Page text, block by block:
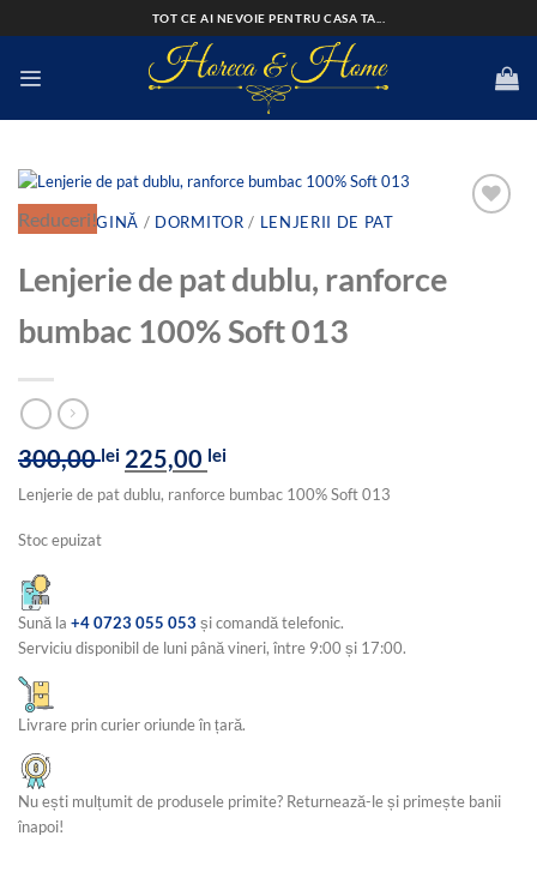
to
TOT CE AI NEVOIE PENTRU CASA TA...
Reduceri!
PRIMA PAGINĂ / DORMITOR / LENJERII DE PAT
Lenjerie de pat dublu, ranforce
bumbac 100% Soft 013
300,00lei Prețul
inițial
a
225,00 leiPrețul
este:
Lenjerie de pat dublu, ranforce bumbac 100% Soft 013
Stoc epuizat
Sună la +4 0723 055 053 și comandă telefonic.
Serviciu disponibil de luni până vineri, între 9:00 și 17:00.
Livrare prin curier oriunde în țară.
Nu ești mulțumit de produsele primite? Returnează-le și primește banii
înapoi!